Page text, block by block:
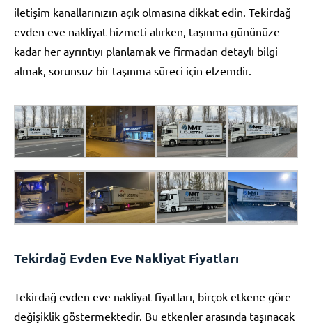
iletişim kanallarınızın açık olmasına dikkat edin. Tekirdağ
evden eve nakliyat hizmeti alırken, taşınma gününüze
kadar her ayrıntıyı planlamak ve firmadan detaylı bilgi
almak, sorunsuz bir taşınma süreci için elzemdir.
Tekirdağ Evden Eve Nakliyat Fiyatları
Tekirdağ evden eve nakliyat fiyatları, birçok etkene göre
değişiklik göstermektedir. Bu etkenler arasında taşınacak